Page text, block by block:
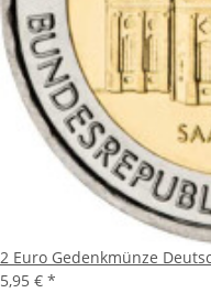
2 Euro Gedenkmünze
5,95 € *